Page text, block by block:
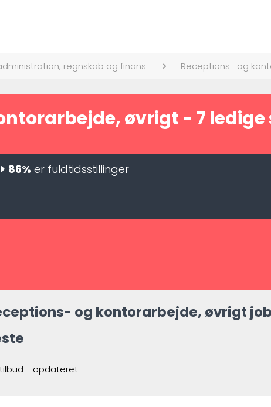
regnskab og finans Receptions- og
øvrigt - 7
86% er fuldtidsstillinger
og kontorarbejde, øvrigt
- opdateret